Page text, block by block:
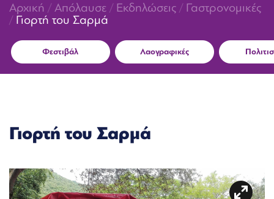
Αρχική / Απόλαυσε / Εκδηλώσεις / Γαστρονομικές
/ Γιορτή του Σαρμά
Φεστιβάλ Λαογραφικές
Γιορτή του Σαρμά